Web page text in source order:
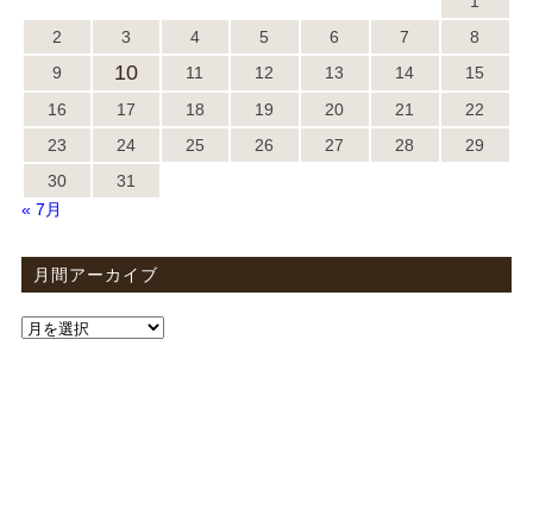
2
3 4 5 6 7
8
9
10 11 12 13 14
15
16
17 18 19 20 21
22
23
24 25 26 27 28
29
30
31
« 7月
月間アーカイブ